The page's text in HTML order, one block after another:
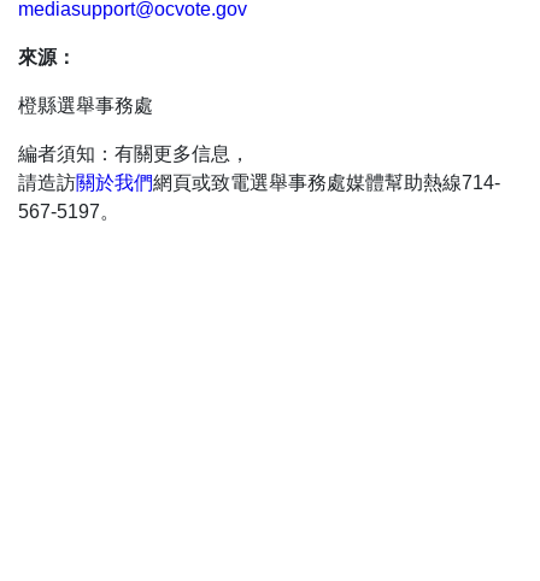
mediasupport@ocvote.gov
來源：
橙縣選舉事務處
編者須知：有關更多信息，
請造訪關於我們網頁或致電選舉事務處媒體幫助熱線714-
567-5197。